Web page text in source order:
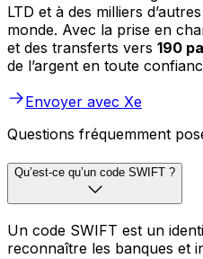
LTD et à des milliers
monde. Avec la prise en
et des transferts vers 190
de l’argent en toute
Envoyer avec Xe
Questions fréquemment
Qu’est-ce qu’un code SWIFT ?
Un code SWIFT est un
reconnaître les banques et